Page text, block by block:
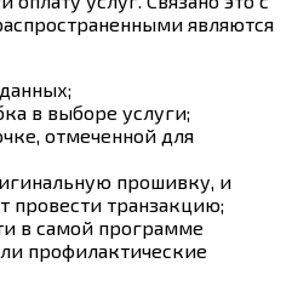
являются
в выборе услуги;
отмеченной для
прошивку, и
провести транзакцию;
в самой программе
профилактические